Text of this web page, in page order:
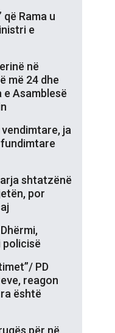
Rama u
e
në
më 24 dhe
Asamblesë
ja
shtatzënë
por
policisë
PD
reagon
është
për në